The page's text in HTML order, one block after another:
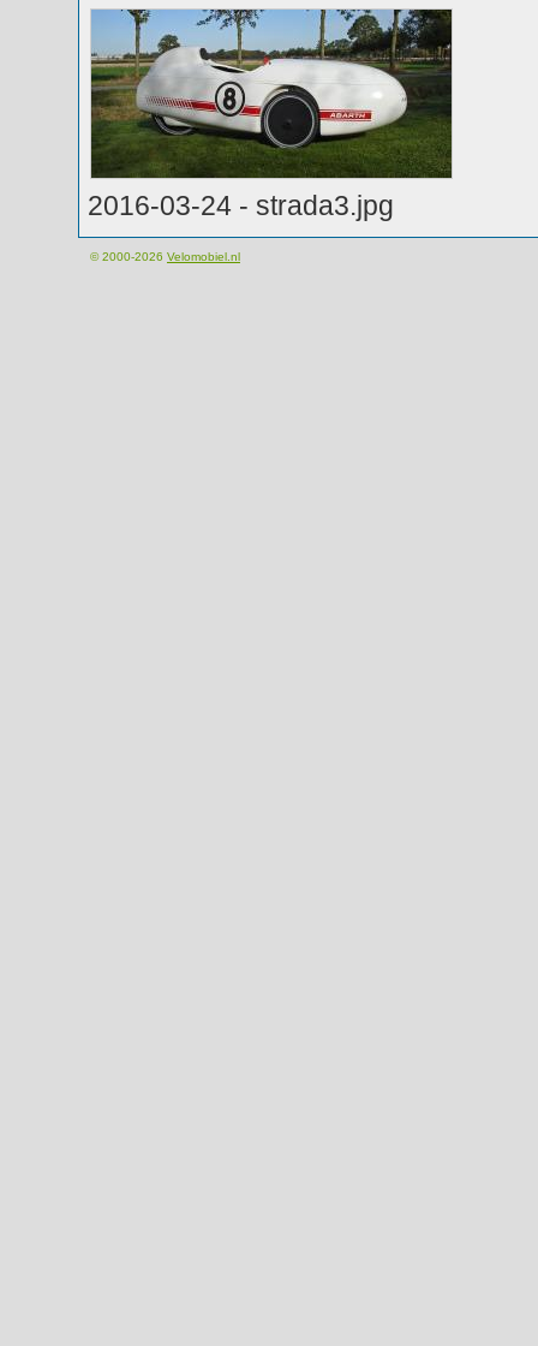
2016-03-24 - strada3.jpg
© 2000-2026 Velomobiel.nl